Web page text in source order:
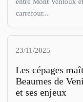
carrefour...
23/11/2025
Les cépages
Beaumes de
et ses enjeux